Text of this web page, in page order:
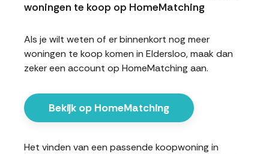
woningen te koop op HomeMatching
Als je wilt weten of er binnenkort nog meer
woningen te koop komen in Eldersloo, maak dan
zeker een account op HomeMatching aan.
Bekijk op HomeMatching
Het vinden van een passende koopwoning in